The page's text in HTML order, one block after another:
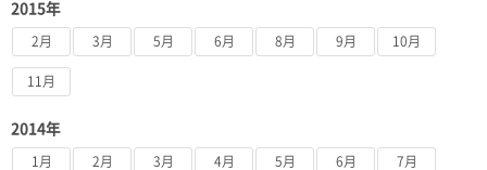
2015年
2月 3月 5月 6月 8月 9月 10月
11月
2014年
1月 2月 3月 4月 5月 6月 7月